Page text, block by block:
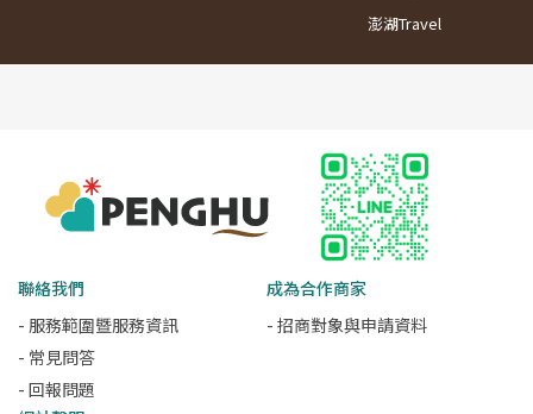
澎湖Travel
聯絡我們
- 服務範圍暨服務資訊
- 常見問答
- 回報問題
成為合作商家
- 招商對象與申請資料